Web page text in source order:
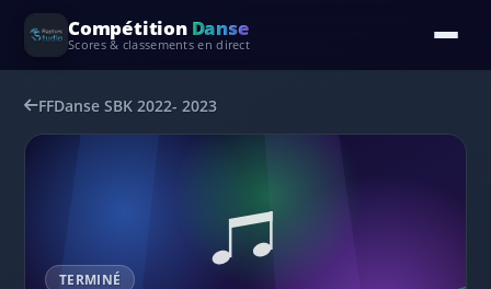
Compétition Danse
Scores & classements en direct
FFDanse SBK 2022- 2023
TERMINÉ